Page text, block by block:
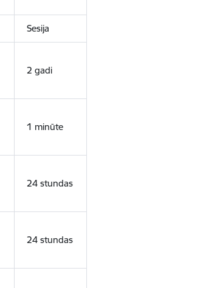
Sesija
2 gadi
1 minūte
24 stundas
24 stundas